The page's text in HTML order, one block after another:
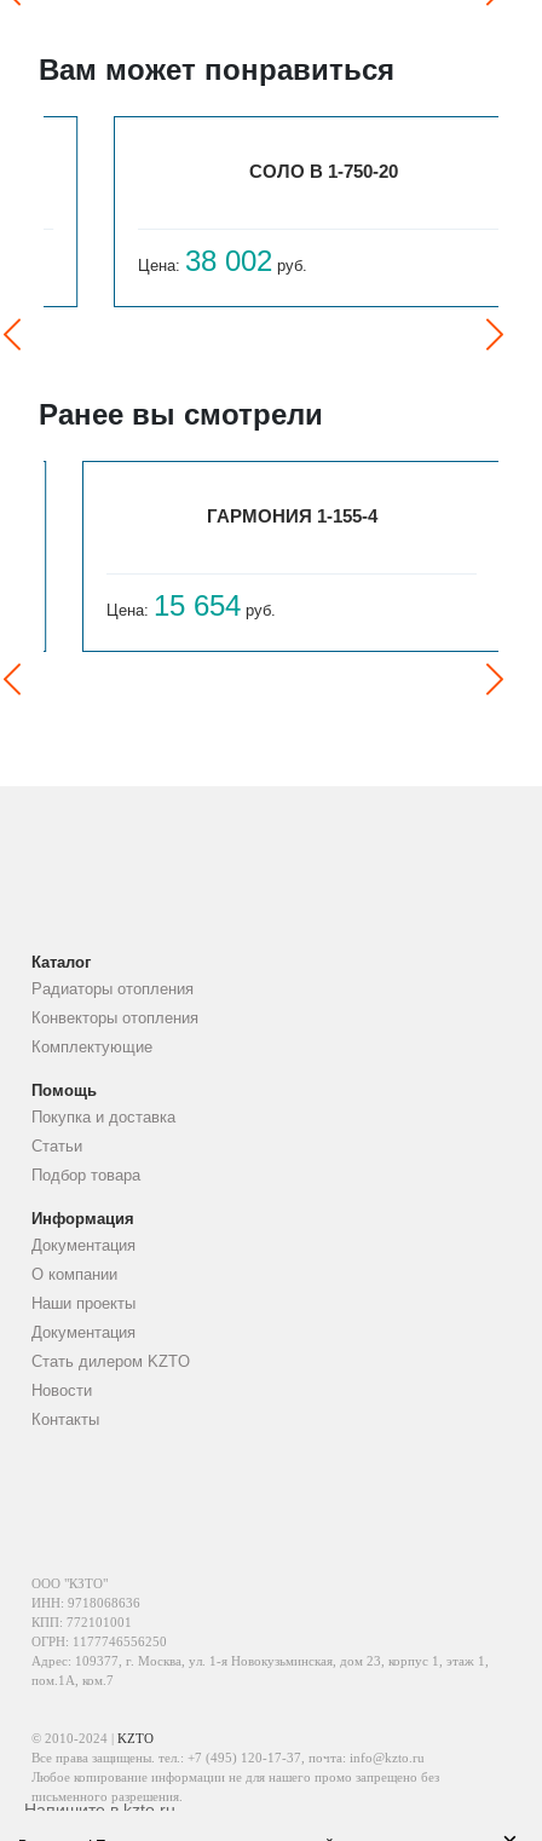
Вам может понравиться
СОЛО В 1-750-20
38 002 руб.
Ранее вы смотрели
ГАРМОНИЯ 1-155-4
Цена:15 654руб.
Каталог
Радиаторы отопления
Конвекторы отопления
Комплектующие
Помощь
Покупка и доставка
Статьи
Подбор товара
Информация
Документация
О компании
Наши проекты
Документация
Стать дилером KZTO
Новости
Контакты
ООО "КЗТО"
ИНН: 9718068636
КПП: 772101001
ОГРН: 1177746556250
Адрес: 109377, г. Москва, ул. 1-я Новокузьминская, дом 23, корпус 1, этаж 1,
пом.1А, ком.7
© 2010-2024 |KZTO
Все права защищены. тел.: +7 (495) 120-17-37 , почта: info@kzto.ru
Любое копирование информации не для нашего промо запрещено без
письменного разрешения.
Информация, размещенная на сайте, не является публичной офертой.
Напишите в kzto.ru